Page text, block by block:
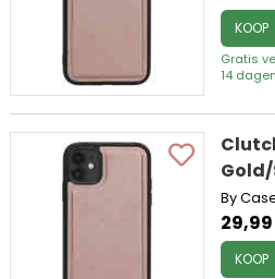
KOOP
Gratis
14
By
29,99
KOOP